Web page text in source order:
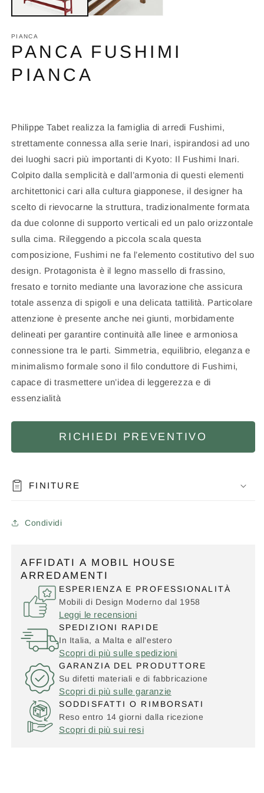
PIANCA
PANCA FUSHIMI
PIANCA
Philippe Tabet realizza la famiglia di arredi Fushimi,
strettamente connessa alla serie Inari, ispirandosi ad uno
dei luoghi sacri più importanti di Kyoto: Il Fushimi Inari.
Colpito dalla semplicità e dall’armonia di questi elementi
architettonici cari alla cultura giapponese, il designer ha
scelto di rievocarne la struttura, tradizionalmente formata
da due colonne di supporto verticali ed un palo orizzontale
sulla cima. Rileggendo a piccola scala questa
composizione, Fushimi ne fa l’elemento costitutivo del suo
design. Protagonista è il legno massello di frassino,
fresato e tornito mediante una lavorazione che assicura
totale assenza di spigoli e una delicata tattilità. Particolare
attenzione è presente anche nei giunti, morbidamente
delineati per garantire continuità alle linee e armoniosa
connessione tra le parti. Simmetria, equilibrio, eleganza e
minimalismo formale sono il filo conduttore di Fushimi,
capace di trasmettere un’idea di leggerezza e di
essenzialità
RICHIEDI PREVENTIVO
FINITURE
Condividi
AFFIDATI A MOBIL HOUSE
ARREDAMENTI
ESPERIENZA E PROFESSIONALITÀ
Mobili di Design Moderno dal 1958
Leggi le recensioni
SPEDIZIONI RAPIDE
In Italia, a Malta e all'estero
Scopri di più sulle spedizioni
GARANZIA DEL PRODUTTORE
Su difetti materiali e di fabbricazione
Scopri di più sulle garanzie
SODDISFATTI O RIMBORSATI
Reso entro 14 giorni dalla ricezione
Scopri di più sui resi